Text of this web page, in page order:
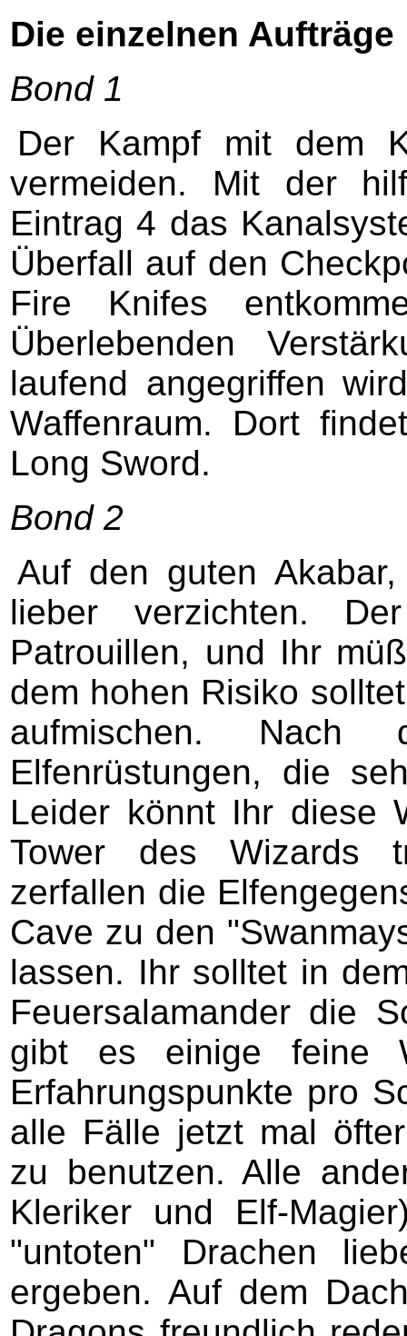
Die einzelnen Aufträge
Bond 1
Der Kampf mit dem
vermeiden. Mit der
Eintrag 4 das
Überfall auf den
Fire Knifes
Überlebenden
laufend angegriffen
Waffenraum. Dort
Long Sword.
Bond 2
Auf den guten
lieber verzichten.
Patrouillen, und Ihr
dem hohen Risiko
aufmischen.
Elfenrüstungen, die
Leider könnt Ihr diese
Tower des Wizards
zerfallen die
Cave zu den
lassen. Ihr solltet in
Feuersalamander die
gibt es einige feine
Erfahrungspunkte pro
alle Fälle jetzt mal
zu benutzen. Alle
Kleriker und Elf-
"untoten" Drachen
ergeben. Auf dem